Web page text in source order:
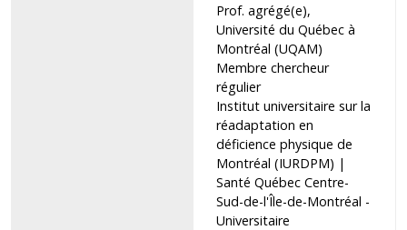
Prof. agrégé(e),
Université du Québec à
Montréal (UQAM)
Membre chercheur
régulier
Institut universitaire sur la
réadaptation en
déficience physique de
Montréal (IURDPM) |
Santé Québec Centre-
Sud-de-l'Île-de-Montréal -
Universitaire